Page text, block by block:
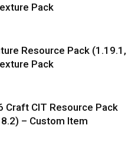
Pack
Resource Pack (1.19.1,
Pack
Craft CIT Resource Pack
– Custom Item